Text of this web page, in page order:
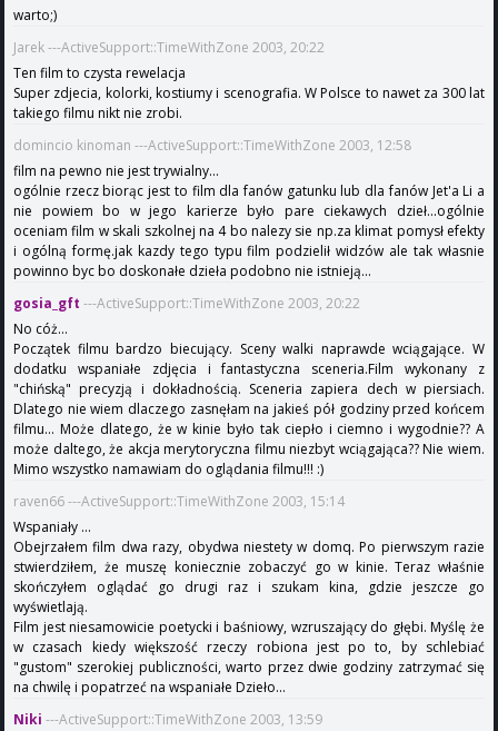
warto;)
Jarek ---ActiveSupport::TimeWithZone 2003, 20:22
Ten film to czysta rewelacja
Super zdjecia, kolorki, kostiumy i scenografia. W Polsce to nawet za 300 lat
takiego filmu nikt nie zrobi.
domincio kinoman ---ActiveSupport::TimeWithZone 2003, 12:58
film na pewno nie jest trywialny...
ogólnie rzecz biorąc jest to film dla fanów gatunku lub dla fanów Jet'a Li a
nie powiem bo w jego karierze było pare ciekawych dzieł...ogólnie
oceniam film w skali szkolnej na 4 bo nalezy sie np.za klimat pomysł efekty
i ogólną formę.jak kazdy tego typu film podzielił widzów ale tak własnie
powinno byc bo doskonałe dzieła podobno nie istnieją...
gosia_gft ---ActiveSupport::TimeWithZone 2003, 20:22
No cóż...
Początek filmu bardzo biecujący. Sceny walki naprawde wciągające. W
dodatku wspaniałe zdjęcia i fantastyczna sceneria.Film wykonany z
"chińską" precyzją i dokładnością. Sceneria zapiera dech w piersiach.
Dlatego nie wiem dlaczego zasnęłam na jakieś pół godziny przed końcem
filmu... Może dlatego, że w kinie było tak ciepło i ciemno i wygodnie?? A
może daltego, że akcja merytoryczna filmu niezbyt wciągająca?? Nie wiem.
Mimo wszystko namawiam do oglądania filmu!!! :)
raven66 ---ActiveSupport::TimeWithZone 2003, 15:14
Wspaniały ...
Obejrzałem film dwa razy, obydwa niestety w domq. Po pierwszym razie
stwierdziłem, że muszę koniecznie zobaczyć go w kinie. Teraz właśnie
skończyłem oglądać go drugi raz i szukam kina, gdzie jeszcze go
wyświetlają.
Film jest niesamowicie poetycki i baśniowy, wzruszający do głębi. Myślę że
w czasach kiedy większość rzeczy robiona jest po to, by schlebiać
"gustom" szerokiej publiczności, warto przez dwie godziny zatrzymać się
na chwilę i popatrzeć na wspaniałe Dzieło...
Niki ---ActiveSupport::TimeWithZone 2003, 13:59